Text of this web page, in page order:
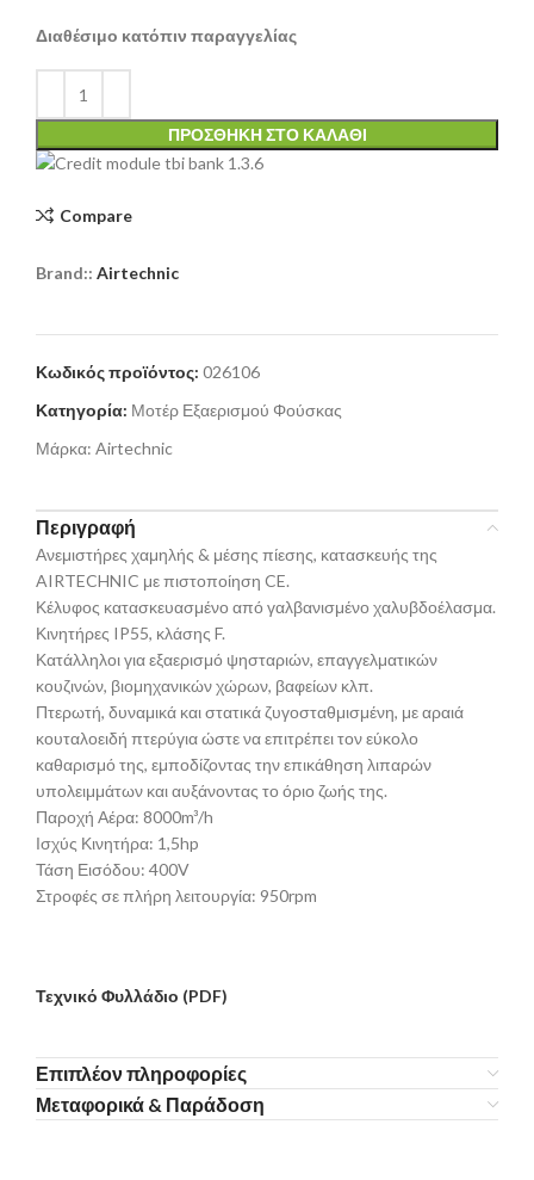
Διαθέσιμο κατόπιν παραγγελίας
ΠΡΟΣΘΉΚΗ ΣΤΟ ΚΑΛΆΘΙ
Compare
Brand:: Airtechnic
Κωδικός προϊόντος: 026106
Κατηγορία: Μοτέρ Εξαερισμού Φούσκας
Μάρκα: Airtechnic
Περιγραφή
Ανεμιστήρες χαμηλής & μέσης πίεσης, κατασκευής της
AIRTECHNIC με πιστοποίηση CE.
Κέλυφος κατασκευασμένο από γαλβανισμένο χαλυβδοέλασμα.
Κινητήρες IP55, κλάσης F.
Κατάλληλοι για εξαερισμό ψησταριών, επαγγελματικών
κουζινών, βιομηχανικών χώρων, βαφείων κλπ.
Πτερωτή, δυναμικά και στατικά ζυγοσταθμισμένη, με αραιά
κουταλοειδή πτερύγια ώστε να επιτρέπει τον εύκολο
καθαρισμό της, εμποδίζοντας την επικάθηση λιπαρών
υπολειμμάτων και αυξάνοντας το όριο ζωής της.
Παροχή Αέρα: 8000m³/h
Ισχύς Κινητήρα: 1,5hp
Τάση Εισόδου: 400V
Στροφές σε πλήρη λειτουργία: 950rpm
Τεχνικό Φυλλάδιο (PDF)
Επιπλέον πληροφορίες
Μεταφορικά & Παράδοση